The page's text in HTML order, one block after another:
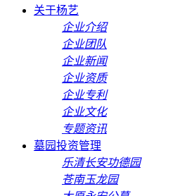
关于杨艺
企业介绍
企业团队
企业新闻
企业资质
企业专利
企业文化
专题资讯
墓园投资管理
乐清长安功德园
苍南玉龙园